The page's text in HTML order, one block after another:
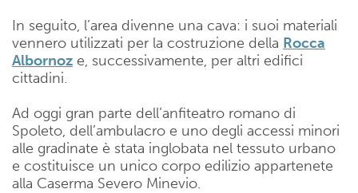
In seguito, l’area divenne una cava: i suoi materiali
vennero utilizzati per la costruzione della Rocca
Albornoz e, successivamente, per altri edifici
cittadini.
Ad oggi gran parte dell’anfiteatro romano di
Spoleto, dell’ambulacro e uno degli accessi minori
alle gradinate è stata inglobata nel tessuto urbano
e costituisce un unico corpo edilizio appartenete
alla Caserma Severo Minevio.